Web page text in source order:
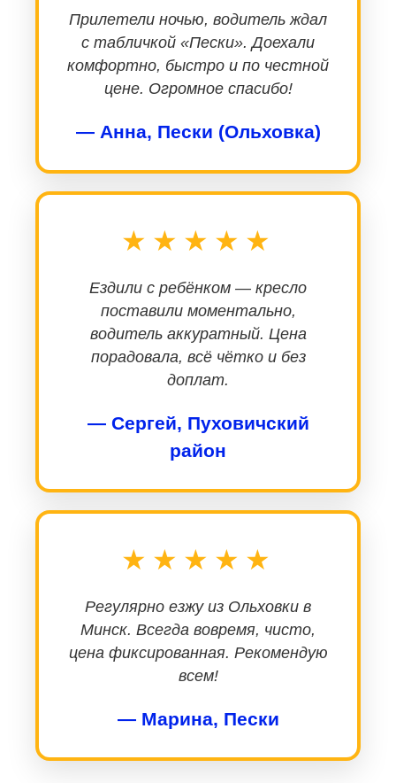
Прилетели ночью, водитель ждал
с табличкой «Пески». Доехали
комфортно, быстро и по честной
цене. Огромное спасибо!
— Анна, Пески (Ольховка)
★★★★★
Ездили с ребёнком — кресло
поставили моментально,
водитель аккуратный. Цена
порадовала, всё чётко и без
доплат.
— Сергей, Пуховичский
район
★★★★★
Регулярно езжу из Ольховки в
Минск. Всегда вовремя, чисто,
цена фиксированная. Рекомендую
всем!
— Марина, Пески